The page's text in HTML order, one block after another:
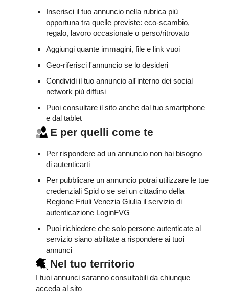
Inserisci il tuo annuncio nella rubrica più
opportuna tra quelle previste: eco-scambio,
regalo, lavoro occasionale o perso/ritrovato
Aggiungi quante immagini, file e link vuoi
Geo-riferisci l'annuncio se lo desideri
Condividi il tuo annuncio all'interno dei social
network più diffusi
Puoi consultare il sito anche dal tuo smartphone
e dal tablet
E per quelli come te
Per rispondere ad un annuncio non hai bisogno
di autenticarti
Per pubblicare un annuncio potrai utilizzare le tue
credenziali Spid o se sei un cittadino della
Regione Friuli Venezia Giulia il servizio di
autenticazione LoginFVG
Puoi richiedere che solo persone autenticate al
servizio siano abilitate a rispondere ai tuoi
annunci
Nel tuo territorio
I tuoi annunci saranno consultabili da chiunque
acceda al sito